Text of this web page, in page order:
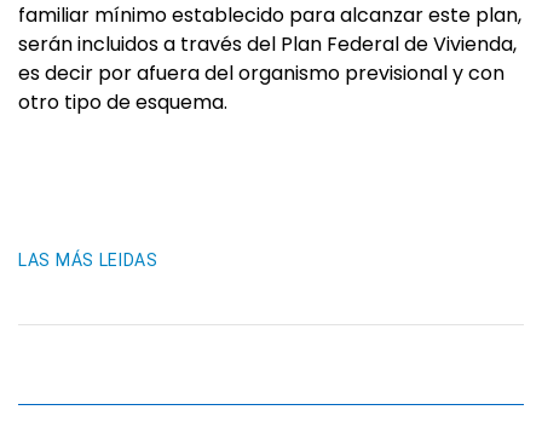
familiar mínimo establecido para alcanzar este plan,
serán incluidos a través del Plan Federal de Vivienda,
es decir por afuera del organismo previsional y con
otro tipo de esquema.
LAS MÁS LEIDAS